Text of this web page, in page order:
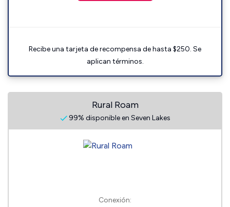
Recibe una tarjeta de recompensa de hasta $250. Se
aplican términos.
Rural Roam
99% disponible en Seven Lakes
Conexión: